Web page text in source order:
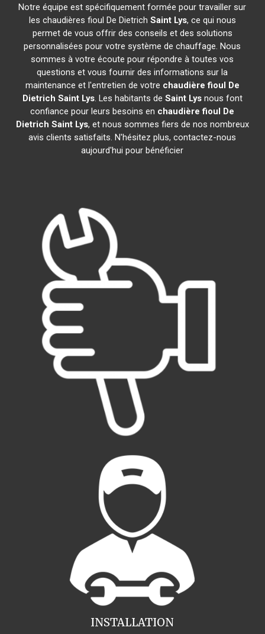
Notre équipe est spécifiquement formée pour travailler sur
les chaudières fioul De Dietrich Saint Lys, ce qui nous
permet de vous offrir des conseils et des solutions
personnalisées pour votre système de chauffage. Nous
sommes à votre écoute pour répondre à toutes vos
questions et vous fournir des informations sur la
maintenance et l'entretien de votre chaudière fioul De
Dietrich Saint Lys. Les habitants de Saint Lysnous font
confiance pour leurs besoins en chaudière fioul De
Dietrich Saint Lys, et nous sommes fiers de nos nombreux
avis clients satisfaits. N'hésitez plus, contactez-nous
aujourd'hui pour bénéficier
INSTALLATION